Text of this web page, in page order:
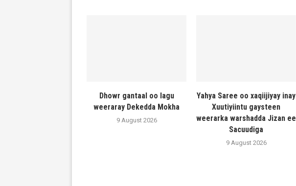
Dhowr gantaal oo lagu
weeraray Dekedda Mokha
9 August 2026
Yahya Saree oo xaqiijiyay inay
Xuutiyiintu gaysteen
weerarka warshadda Jizan ee
Sacuudiga
9 August 2026